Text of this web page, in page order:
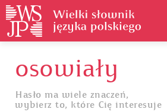
Historia słownika
Jak korzystać
osowiały
Hasło ma wiele znaczeń,
wybierz to, które Cię interesuje